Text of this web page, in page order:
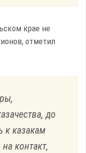
крае не
отметил
до
к казакам
контакт,